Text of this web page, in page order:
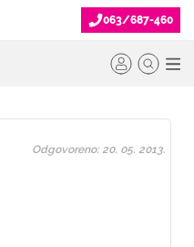
063/687-460
Odgovoreno: 20. 05. 2013.